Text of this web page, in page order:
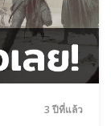
3 ปีที่แล้ว